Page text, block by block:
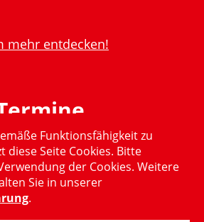
mehr entdecken!
aktuellen Termin
Funktionsfähigkeit zu
diese Seite Cookies. Bitte
der Cookies. Weitere
Sie in unserer
.